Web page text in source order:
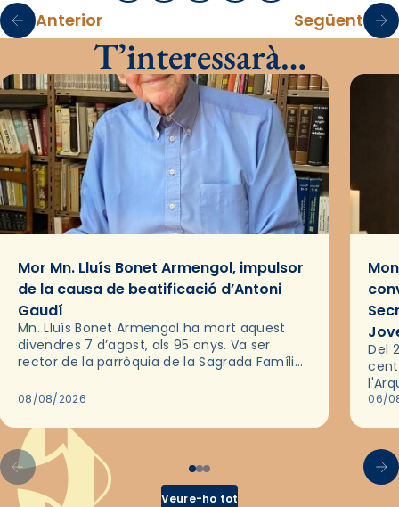
Anterior Següent
T’interessarà…
Mor Mn. Lluís Bonet Armengol, impulsor
de la causa de beatificació d’Antoni
Gaudí
Mn. Lluís Bonet Armengol ha mort aquest
divendres 7 d’agost, als 95 anys. Va ser
rector de la parròquia de la Sagrada Família
2018,…
08/08/2026
Del
les
06/
Veure-ho tot